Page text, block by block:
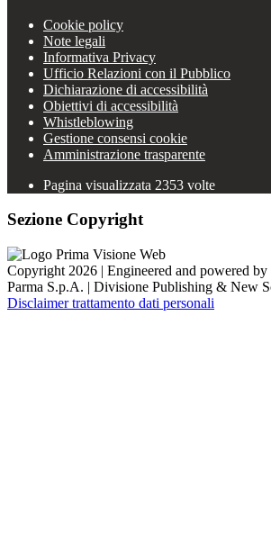
Cookie policy
Note legali
Informativa Privacy
Ufficio Relazioni con il Pubblico
Dichiarazione di accessibilità
Obiettivi di accessibilità
Whistleblowing
Gestione consensi cookie
Amministrazione trasparente
Pagina visualizzata 2353 volte
Sezione Copyright
Copyright 2026 | Engineered and powered
Parma S.p.A. | Divisione Publishing & New
Disclaimer trattamento dati personali